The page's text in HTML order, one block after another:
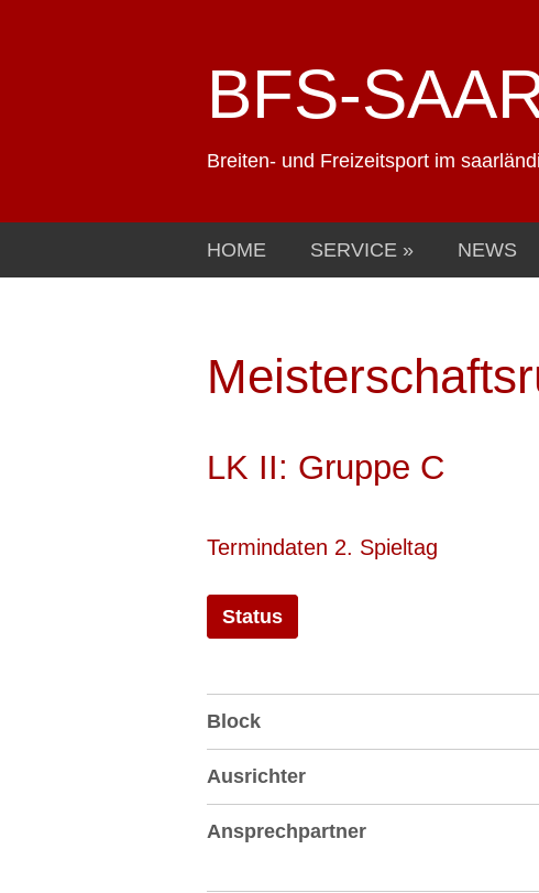
BFS-
Breiten- und Freizeitsport im
HOME SERVICE NEWS
LK II: Gruppe C
Termindaten 2. Spieltag
Status
Block
Ausrichter
Ansprechpartner